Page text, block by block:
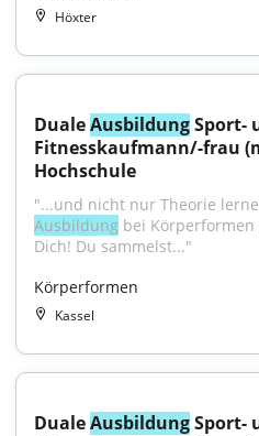
Höxter
Duale Ausbildung Sport-
Fitnesskaufmann/-frau
Hochschule
Ausbildung bei
Dich! Du sammelst..."
Körperformen
Kassel
Duale Ausbildung Sport-